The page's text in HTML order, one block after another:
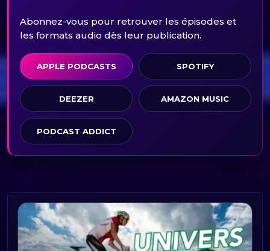
Abonnez-vous pour retrouver les épisodes et
les formats audio dès leur publication.
APPLE PODCASTS SPOTIFY
DEEZER AMAZON MUSIC
PODCAST ADDICT